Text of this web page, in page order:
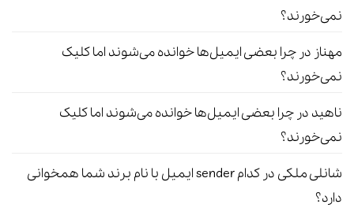
نمی‌خورند؟
مهناز در چرا بعضی ایمیل‌ها خوانده می‌شوند اما کلیک
نمی‌خورند؟
ناهید در چرا بعضی ایمیل‌ها خوانده می‌شوند اما کلیک
نمی‌خورند؟
شانلی ملکی در
کدام sender ایمیل با نام برند شما همخوانی
دارد؟